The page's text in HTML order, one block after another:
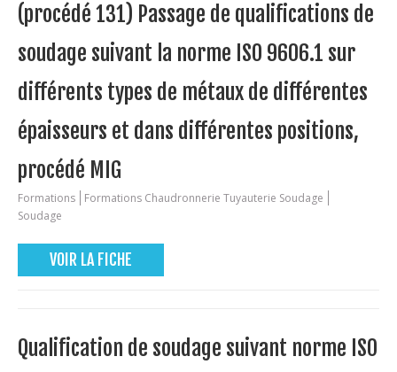
(procédé 131) Passage de qualifications de
soudage suivant la norme ISO 9606.1 sur
différents types de métaux de différentes
épaisseurs et dans différentes positions,
procédé MIG
Formations
Formations Chaudronnerie Tuyauterie Soudage
Soudage
VOIR LA FICHE
Qualification de soudage suivant norme ISO